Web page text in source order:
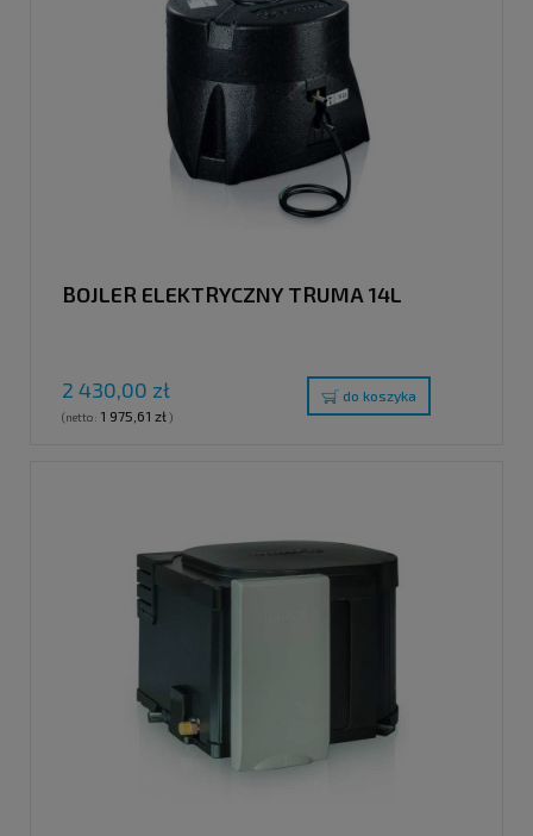
BOJLER ELEKTRYCZNY TRUMA 14L
2 430,00 zł
(netto: 1 975,61 zł)
do koszyka